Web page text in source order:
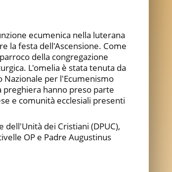
ecumenica nella luterana
la festa dell'Ascensione. Come
della congregazione
L'omelia è stata tenuta da
Nazionale per l'Ecumenismo
preghiera hanno preso parte
e comunità ecclesiali presenti
dei Cristiani (DPUC),
OP e Padre Augustinus